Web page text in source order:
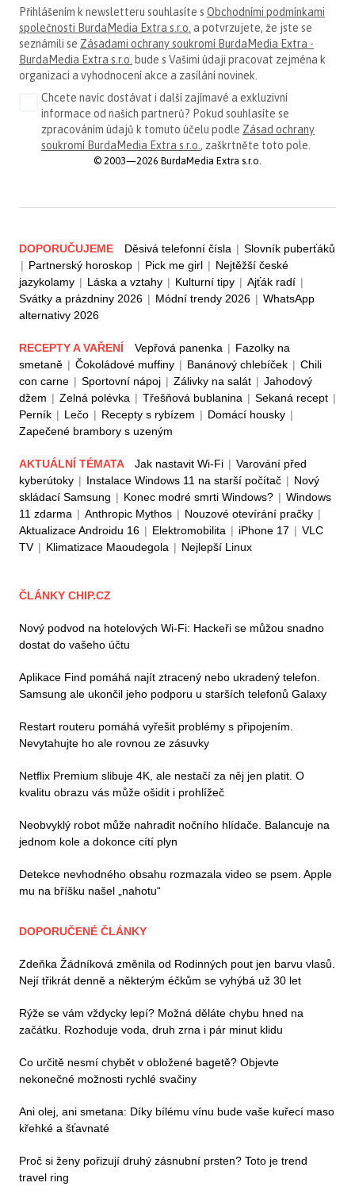
Přihlášením k newsletteru souhlasíte s Obchodními podmínkami
společnosti BurdaMedia Extra s.r.o. a potvrzujete, že jste se
seznámili se Zásadami ochrany soukromí BurdaMedia Extra -
BurdaMedia Extra s.r.o. bude s Vašimi údaji pracovat zejména k
organizaci a vyhodnocení akce a zasílání novinek.
Chcete navíc dostávat i další zajímavé a exkluzivní
informace od našich partnerů? Pokud souhlasíte se
zpracováním údajů k tomuto účelu podle Zásad ochrany
soukromí BurdaMedia Extra s.r.o. , zaškrtněte toto pole.
© 2003—2026 BurdaMedia Extra s.r.o.
DOPORUČUJEME Děsivá telefonní čísla | Slovník puberťáků
| Partnerský horoskop | Pick me girl | Nejtěžší české
jazykolamy | Láska a vztahy | Kulturní tipy | Ajťák radí |
Svátky a prázdniny 2026 | Módní trendy 2026 | WhatsApp
alternativy 2026
RECEPTY A VAŘENÍ Vepřová panenka | Fazolky na
smetaně | Čokoládové muffiny | Banánový chlebíček | Chili
con carne | Sportovní nápoj | Zálivky na salát | Jahodový
džem | Zelná polévka | Třešňová bublanina | Sekaná recept |
Perník | Lečo | Recepty s rybízem | Domácí housky |
Zapečené brambory s uzeným
AKTUÁLNÍ TÉMATA Jak nastavit Wi-Fi | Varování před
kyberútoky | Instalace Windows 11 na starší počítač | Nový
skládací Samsung | Konec modré smrti Windows? | Windows
11 zdarma | Anthropic Mythos | Nouzové otevírání pračky |
Aktualizace Androidu 16 | Elektromobilita | iPhone 17 | VLC
TV | Klimatizace Maoudegola | Nejlepší Linux
ČLÁNKY CHIP.CZ
Nový podvod na hotelových Wi-Fi: Hackeři se můžou snadno
dostat do vašeho účtu
Aplikace Find pomáhá najít ztracený nebo ukradený telefon.
Samsung ale ukončil jeho podporu u starších telefonů Galaxy
Restart routeru pomáhá vyřešit problémy s připojením.
Nevytahujte ho ale rovnou ze zásuvky
Netflix Premium slibuje 4K, ale nestačí za něj jen platit. O
kvalitu obrazu vás může ošidit i prohlížeč
Neobvyklý robot může nahradit nočního hlídače. Balancuje na
jednom kole a dokonce cítí plyn
Detekce nevhodného obsahu rozmazala video se psem. Apple
mu na bříšku našel „nahotu“
DOPORUČENÉ ČLÁNKY
Zdeňka Žádníková změnila od Rodinných pout jen barvu vlasů.
Nejí třikrát denně a některým éčkům se vyhýbá už 30 let
Rýže se vám vždycky lepí? Možná děláte chybu hned na
začátku. Rozhoduje voda, druh zrna i pár minut klidu
Co určitě nesmí chybět v obložené bagetě? Objevte
nekonečné možnosti rychlé svačiny
Ani olej, ani smetana: Díky bílému vínu bude vaše kuřecí maso
křehké a šťavnaté
Proč si ženy pořizují druhý zásnubní prsten? Toto je trend
travel ring